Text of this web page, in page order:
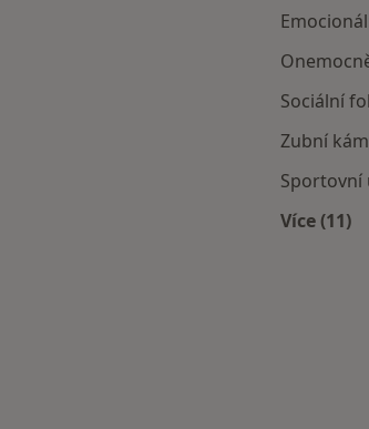
Sociální
Zubní
Sportovní
Více (11)